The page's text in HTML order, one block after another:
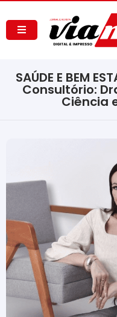
SAÚDE E BEM
Consultório:
Ciência